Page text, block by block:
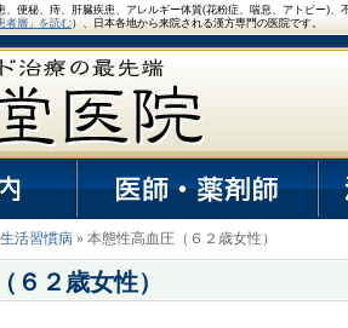
便秘、痔、肝臓疾患、アレルギー体質(花粉症、喘息、アトピー)、
者層」を読む）、日本各地から来院される漢方専門の医院です。
生活習慣病 » 本態性高血圧（６２歳女性）
６２歳女性）